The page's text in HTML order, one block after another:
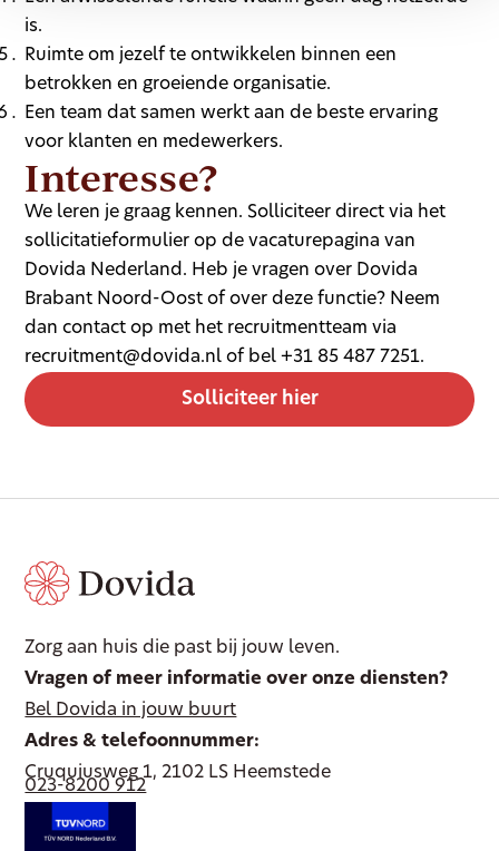
is.
Ruimte om jezelf te ontwikkelen binnen een
betrokken en groeiende organisatie.
Een team dat samen werkt aan de beste ervaring
voor klanten en medewerkers.
Interesse?
We leren je graag kennen. Solliciteer direct via het
sollicitatieformulier op de vacaturepagina van
Dovida Nederland. Heb je vragen over Dovida
Brabant Noord-Oost of over deze functie? Neem
dan contact op met het recruitmentteam via
recruitment@dovida.nl of bel +31 85 487 7251.
Solliciteer hier
Zorg aan huis die past bij jouw leven.
Vragen of meer informatie over onze diensten?
Bel Dovida in jouw buurt
Adres & telefoonnummer:
Cruquiusweg 1, 2102 LS Heemstede
023-8200 912